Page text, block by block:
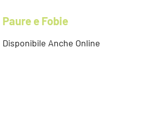
Paure e Fobie
Disponibile Anche Online